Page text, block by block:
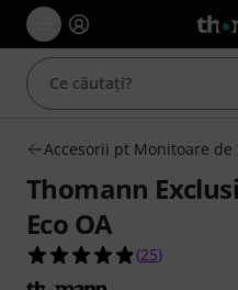
Accesorii pt Monitoare de
Thomann
Eco OA
4.8 din 5
(25)